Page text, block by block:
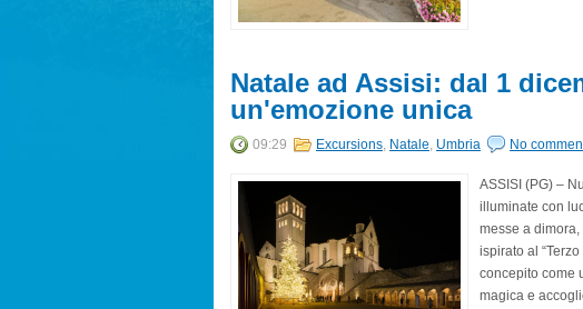
Natale ad Assisi: dal 1
un'emozione unica
09:29 Excursions, Natale, Umbria No
ASSISI (PG) –
illuminate con
messe a
ispirato al
concepito come
magica e